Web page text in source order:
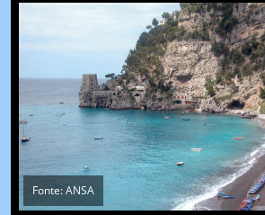
Fonte: ANSA